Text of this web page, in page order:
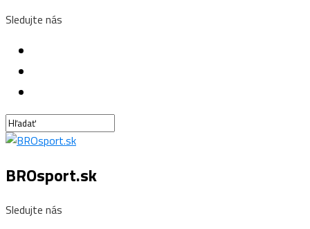
Sledujte nás
BROsport.sk
Sledujte nás